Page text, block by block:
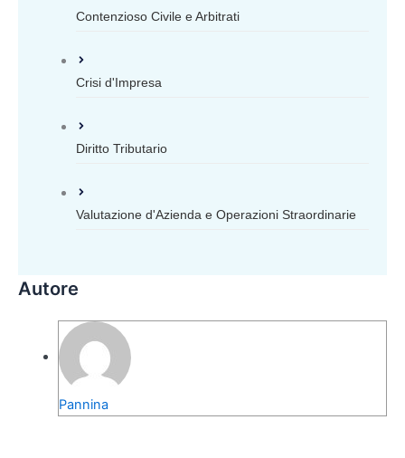
Contenzioso Civile e Arbitrati
Crisi d'Impresa
Diritto Tributario
Valutazione d'Azienda e Operazioni Straordinarie
Autore
Pannina